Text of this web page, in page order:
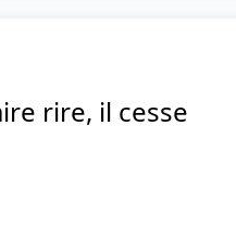
rire, il cesse